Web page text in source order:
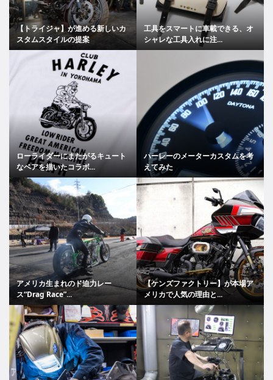
【トライジャ】が進める新しいカ
スタムスタイルの提案
工具をスマートに車載できる、オ
シャレな工具入れに注...
ローライダーにまたがるキュート
なベアを描いたコラボ...
ハーレーのメーターカスタムを考
えてみた
アメリカ生まれのド迫力レー
ス“Drag Race”...
【ケンズファクトリー】が本場ア
メリカで人気の理由と...